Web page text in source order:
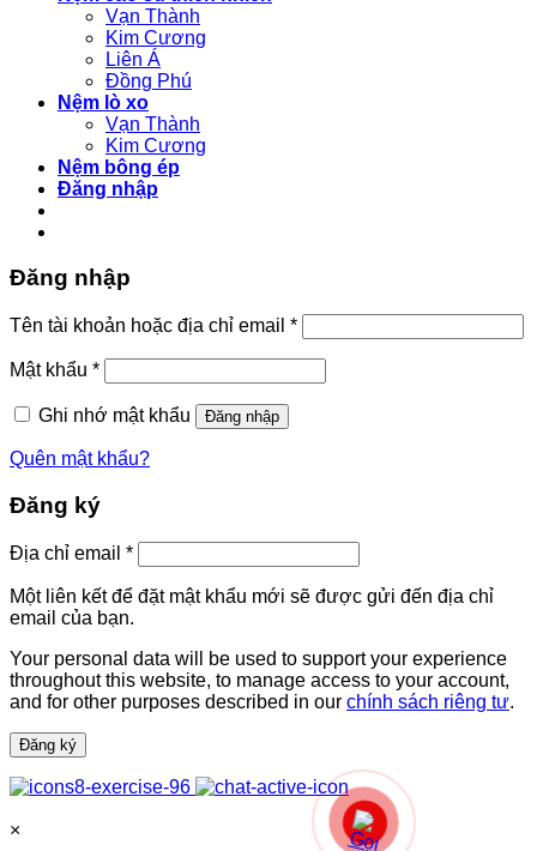
Vạn Thành
Kim Cương
Liên Á
Đồng Phú
Nệm lò xo
Vạn Thành
Kim Cương
Nệm bông ép
Đăng nhập
Đăng nhập
Tên tài khoản hoặc địa chỉ email *Bắt
buộc
Mật khẩu *Bắt
buộc
Ghi nhớ mật khẩu
Đăng nhập
Quên mật khẩu?
Đăng ký
Địa chỉ email *Bắt
buộc
Một liên kết để đặt mật khẩu mới sẽ được gửi đến địa chỉ
email của bạn.
Your personal data will be used to support your experience
throughout this website, to manage access to your account,
and for other purposes described in our chính sách riêng tư.
Đăng ký
×